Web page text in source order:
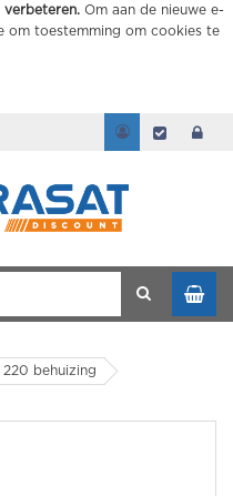
verbeteren. Om aan de nieuwe e-
om toestemming om cookies te
220 behuizing